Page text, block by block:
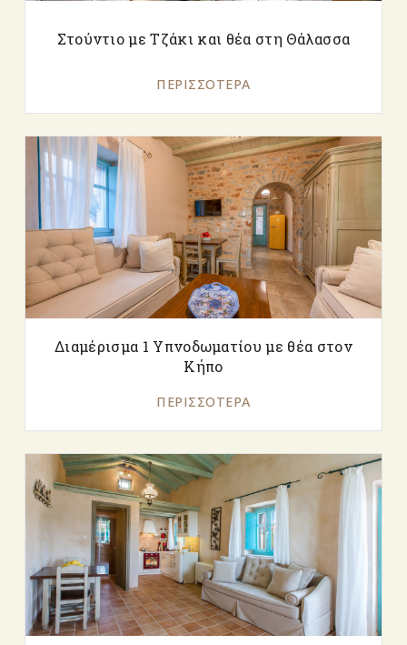
Στούντιο με Τζάκι και θέα στη Θάλασσα
ΠΕΡΙΣΣΌΤΕΡΑ
Διαμέρισμα 1 Υπνοδωματίου με θέα στον
Κήπο
ΠΕΡΙΣΣΌΤΕΡΑ